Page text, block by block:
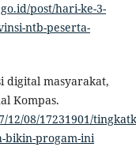
post/hari-ke-3-
ntb-peserta-
digital masyarakat,
Kompas.
12/08/17231901/
bikin-progam-ini